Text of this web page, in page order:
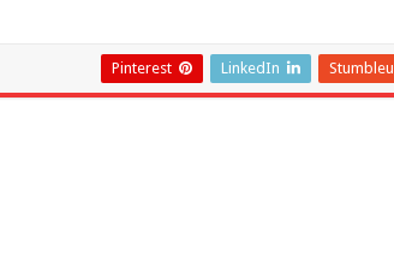
LinkedIn
Pinterest